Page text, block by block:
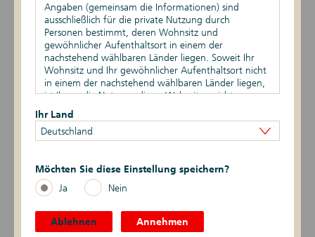
Angaben (gemeinsam die Informationen) sind
ausschließlich für die private Nutzung durch
Personen bestimmt, deren Wohnsitz und
gewöhnlicher Aufenthaltsort in einem der
nachstehend wählbaren Länder liegen. Soweit Ihr
Wohnsitz und Ihr gewöhnlicher Aufenthaltsort nicht
in einem der nachstehend wählbaren Länder liegen,
ist Ihnen die Nutzung dieser Webseiten nicht
gestattet. Durch die Nutzung dieser Webseiten
bestätigen Sie, dass Ihr Wohnsitz und gewöhnlicher
Aufenthaltsort in einem der nachstehend wählbaren
Vertriebsbeschränkungen
Die auf den Webseiten enthaltenen Informationen
dürfen nicht außerhalb der eines oder mehrerer der
nachstehend wählbaren Länder verbreitet werden.
Auf die besonderen Verkaufsbeschränkungen in den
verschiedenen Ländern wird hingewiesen.
Ihr Land
Deutschland
Möchten Sie diese Einstellung speichern?
Ja
Nein
Ablehnen Annehmen
EPIHS-I-20
EPIHS-II-19
EPBSV-II-19
DIP19
EPBSV-I-18
DIP18